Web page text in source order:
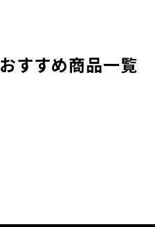
おすすめ商品一覧